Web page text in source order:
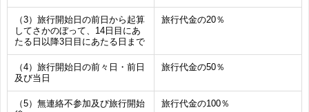
（3）旅行開始日の前日から起算
してさかのぼって、14日目にあ
たる日以降3日目にあたる日まで
旅行代金の20％
（4）旅行開始日の前々日・前日
及び当日
旅行代金の50％
（5）無連絡不参加及び旅行開始
旅行代金の100％